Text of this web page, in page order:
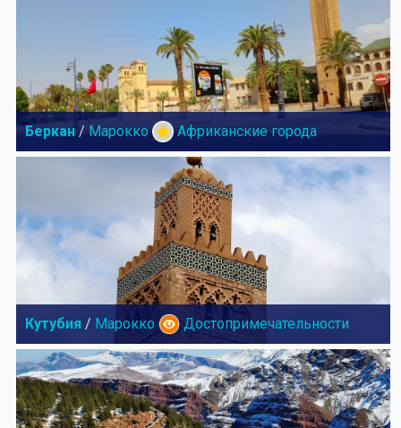
Беркан / Марокко Африканские города
Кутубия / Марокко Достопримечательности